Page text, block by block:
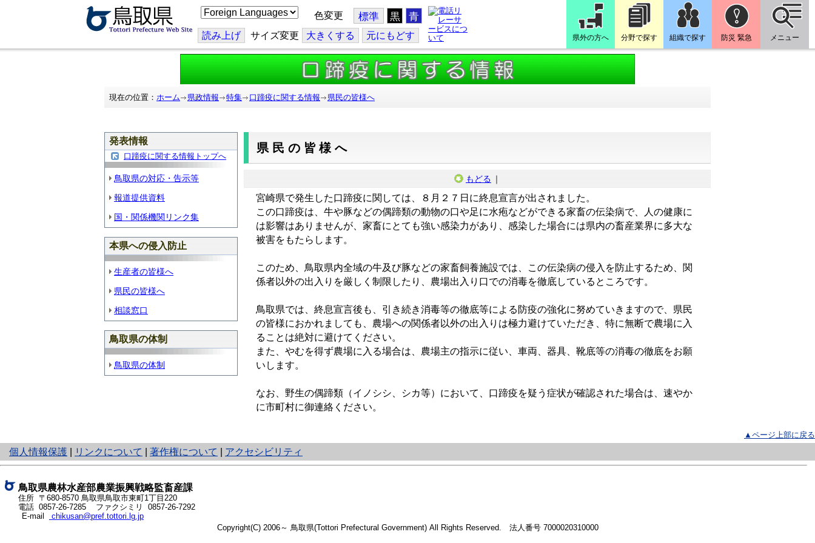
こ
の
ジ
を
訳
色変更 標準 黒 青
読み上げ サイズ変更 大きくする 元にもどす 県外の方へ 分野で探す 組織で探す 防災 緊急 メニュー
現在の位置： ホーム 県政情報 特集 口蹄疫に関する情報 県民の皆様へ
発表情報
口蹄疫に関する情報トップへ
鳥取県の対応・告示等
報道提供資料
国・関係機関リンク集
本県への侵入防止
生産者の皆様へ
県民の皆様へ
相談窓口
鳥取県の体制
鳥取県の体制
県民の皆様へ
もどる ｜
宮崎県で発生した口蹄疫に関しては、８月２７日に終息宣言が出されました。
この口蹄疫は、牛や豚などの偶蹄類の動物の口や足に水疱などができる家畜の伝染病で、人の健康に
は影響はありませんが、家畜にとても強い感染力があり、感染した場合には県内の畜産業界に多大な
被害をもたらします。
このため、鳥取県内全域の牛及び豚などの家畜飼養施設では、この伝染病の侵入を防止するため、関
係者以外の出入りを厳しく制限したり、農場出入り口での消毒を徹底しているところです。
鳥取県では、終息宣言後も、引き続き消毒等の徹底等による防疫の強化に努めていきますので、県民
の皆様におかれましても、農場への関係者以外の出入りは極力避けていただき、特に無断で農場に入
ることは絶対に避けてください。
また、やむを得ず農場に入る場合は、農場主の指示に従い、車両、器具、靴底等の消毒の徹底をお願
いします。
なお、野生の偶蹄類（イノシシ、シカ等）において、口蹄疫を疑う症状が確認された場合は、速やか
に市町村に御連絡ください。
▲ページ上部に戻る
個人情報保護
と
り
ッ
ト
へ
の
リンクについて 著作権について アクセシビリティ
鳥取県農林水産部農業振興戦略監畜産課
住所 〒680-8570 鳥取県鳥取市東町1丁目220
電話 0857-26-7285 ファクシミリ 0857-26-7292
E-mail
chikusan@pref.tottori.lg.jp
Copyright(C) 2006～ 鳥取県(Tottori Prefectural Government) All Rights Reserved. 法人番号 7000020310000